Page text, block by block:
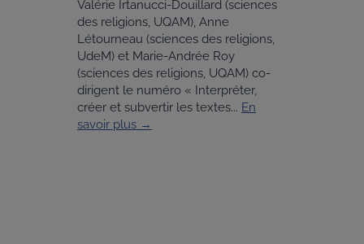
Valérie Irtanucci-Douillard (sciences
des religions, UQAM), Anne
Létourneau (sciences des religions,
UdeM) et Marie-Andrée Roy
(sciences des religions, UQAM) co-
dirigent le numéro « Interpréter,
créer et subvertir les textes... En
savoir plus →